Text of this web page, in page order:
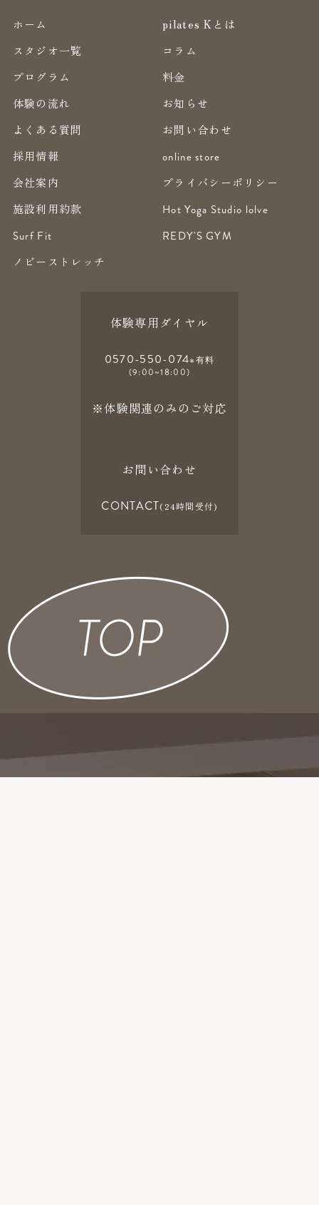
ホーム
pilates Kとは
スタジオ一覧
コラム
プログラム
料金
体験の流れ
お知らせ
よくある質問
お問い合わせ
採用情報
online store
会社案内
プライバシーポリシー
施設利用約款
Hot Yoga Studio lolve
Surf Fit
REDY'S GYM
ノビーストレッチ
体験専用ダイヤル
0570-550-074※有料
(9:00~18:00)
※体験関連のみのご対応
お問い合わせ
CONTACT(24時間受付)